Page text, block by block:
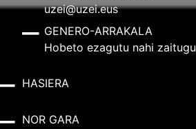
uzei@uzei.eus
GENERO-ARRAKALA
Hobeto ezagutu nahi zaitugu
HASIERA
NOR GARA